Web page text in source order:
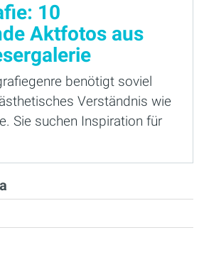
10
Aktfotos aus
benötigt soviel
Verständnis wie
Sie suchen Inspiration für